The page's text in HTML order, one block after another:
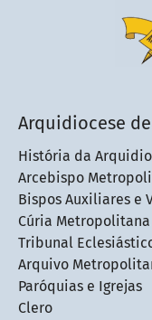
Arquidiocese
História da
Arcebispo
Bispos Auxiliares e
Cúria Metropolitana
Tribunal
Arquivo
Paróquias e Igrejas
Clero